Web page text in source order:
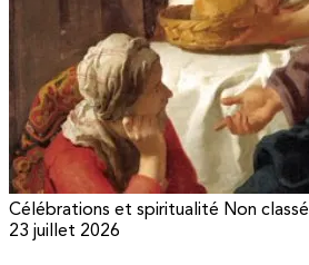
Célébrations et spiritualité Non classé
23 juillet 2026